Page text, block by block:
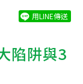
用LINE傳送
陷阱與3